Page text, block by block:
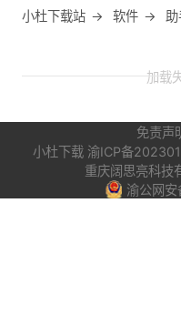
小杜下载站 → 软件 →
加载
免责声
小杜下载 渝ICP备
重庆阔思亮科
渝公网